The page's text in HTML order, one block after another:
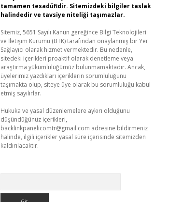
tamamen tesadüfidir. Sitemizdeki bilgiler taslak
halindedir ve tavsiye niteliği taşımazlar.
Sitemiz, 5651 Sayılı Kanun gereğince Bilgi Teknolojileri
ve İletişim Kurumu (BTK) tarafından onaylanmış bir Yer
Sağlayıcı olarak hizmet vermektedir. Bu nedenle,
sitedeki içerikleri proaktif olarak denetleme veya
araştırma yükümlülüğümüz bulunmamaktadır. Ancak,
üyelerimiz yazdıkları içeriklerin sorumluluğunu
taşımakta olup, siteye üye olarak bu sorumluluğu kabul
etmiş sayılırlar.
Hukuka ve yasal düzenlemelere aykırı olduğunu
düşündüğünüz içerikleri,
backlinkpanelicomtr@gmail.com adresine bildirmeniz
halinde, ilgili içerikler yasal süre içerisinde sitemizden
kaldırılacaktır.